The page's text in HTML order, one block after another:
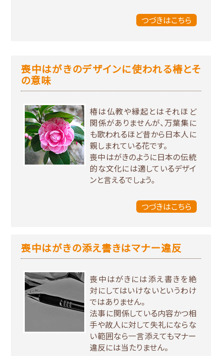
つづきはこちら
喪中はがきのデザインに使われる椿とそ
の意味
椿は仏教や縁起とはそれほど
関係がありませんが、万葉集に
も歌われるほど昔から日本人に
親しまれている花です。
喪中はがきのように日本の伝統
的な文化には適しているデザイ
ンと言えるでしょう。
つづきはこちら
喪中はがきの添え書きはマナー違反
喪中はがきには添え書きを絶
対にしてはいけないというわけ
ではありません。
法事に関係している内容かつ相
手や故人に対して失礼にならな
い範囲なら一言添えてもマナー
違反には当たりません。